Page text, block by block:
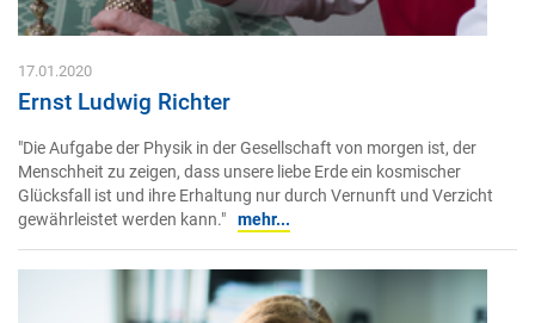
17.01.2020
Ernst Ludwig Richter
"Die Aufgabe der Physik in der Gesellschaft von morgen ist, der
Menschheit zu zeigen, dass unsere liebe Erde ein kosmischer
Glücksfall ist und ihre Erhaltung nur durch Vernunft und Verzicht
gewährleistet werden kann." mehr...